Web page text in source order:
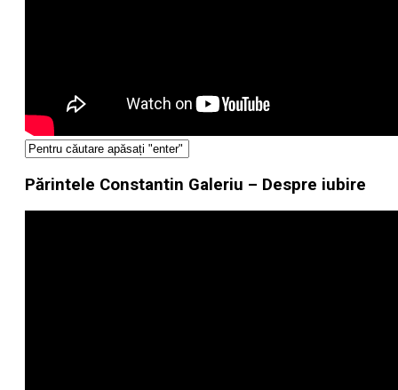
Părintele Constantin Galeriu – Despre iubire